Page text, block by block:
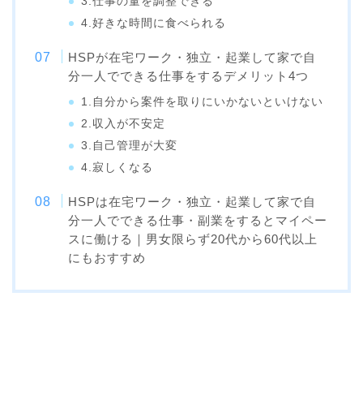
4.好きな時間に食べられる
HSPが在宅ワーク・独立・起業して家で自
分一人でできる仕事をするデメリット4つ
1.自分から案件を取りにいかないといけない
2.収入が不安定
3.自己管理が大変
4.寂しくなる
HSPは在宅ワーク・独立・起業して家で自
分一人でできる仕事・副業をするとマイペー
スに働ける｜男女限らず20代から60代以上
にもおすすめ